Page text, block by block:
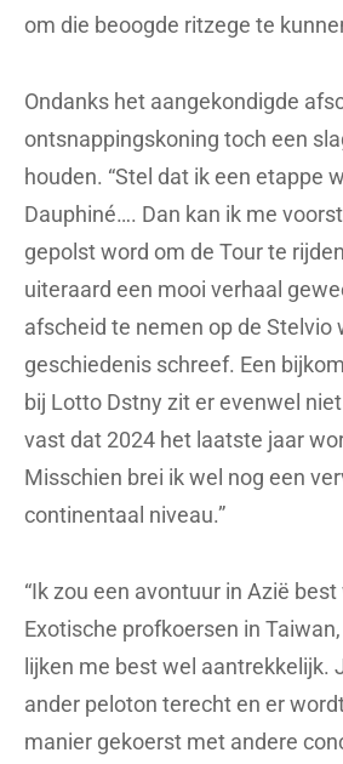
om die beoogde ritzege te
Ondanks het aangekondigde
ontsnappingskoning toch een
houden. “Stel dat ik een etappe
Dauphiné…. Dan kan ik me
gepolst word om de Tour te
uiteraard een mooi verhaal
afscheid te nemen op de Stelvio
geschiedenis schreef. Een
bij Lotto Dstny zit er evenwel
vast dat 2024 het laatste jaar
Misschien brei ik wel nog een
continentaal niveau.”
“Ik zou een avontuur in Azië
Exotische profkoersen in
lijken me best wel aantrekkelijk.
ander peloton terecht en er
manier gekoerst met andere